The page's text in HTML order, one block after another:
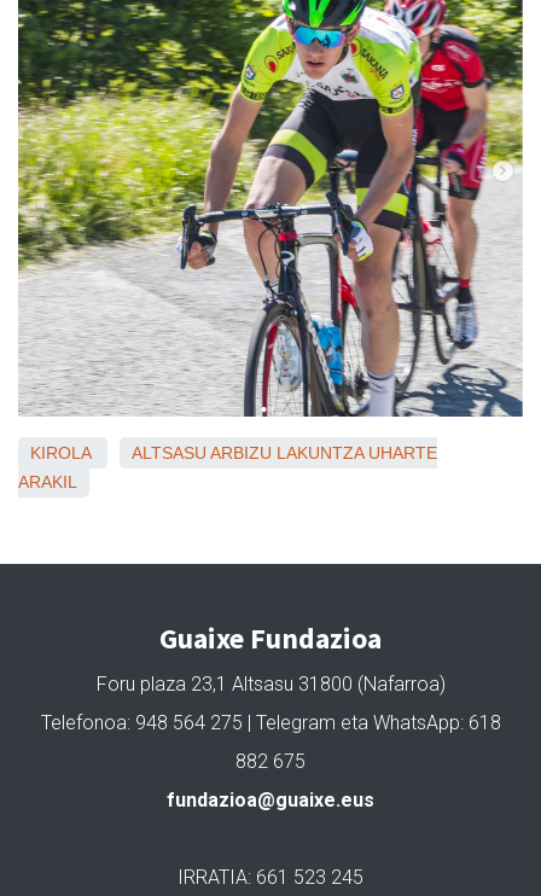
KIROLA ALTSASU ARBIZU LAKUNTZA UHARTE
ARAKIL
Guaixe Fundazioa
Foru plaza 23,1 Altsasu 31800 (Nafarroa)
Telefonoa: 948 564 275 | Telegram eta WhatsApp: 618
882 675
fundazioa@guaixe.eus
IRRATIA: 661 523 245